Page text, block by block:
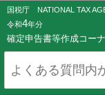
国税庁 NATIONAL TAX
令和4年分
確定申告書等作成コー